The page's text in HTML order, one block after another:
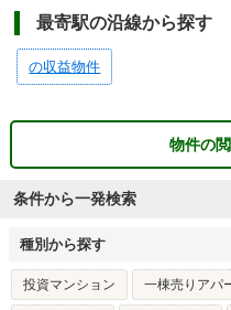
最寄駅の沿線から探す
の収益物件
物件の
条件から一発検索
種別から探す
投資マンション 一棟売りアパ